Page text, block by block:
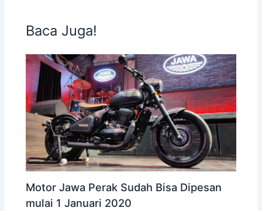
Baca Juga!
Motor Jawa Perak Sudah Bisa Dipesan
mulai 1 Januari 2020